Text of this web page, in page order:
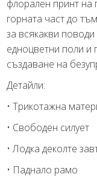
флорален принт на
горната част до
за всякакви
едноцветни поли и
създаване на
Детайли:
• Трикотажна
• Свободен силует
• Лодка деколте
• Паднало рамо